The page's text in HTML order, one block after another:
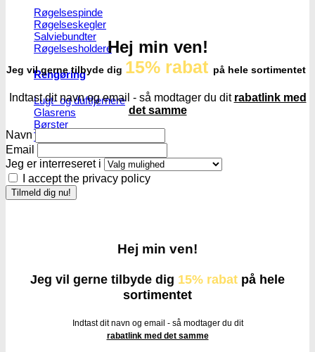
Røgelsespinde
Røgelseskegler
Salviebundter
Røgelsesholdere
Rengøring
Lugt- og duftfjernere
Glasrens
Børster
Tilbehør
Hej min ven!
Jeg vil gerne tilbyde dig 15% rabat på hele sortimentet
Indtast dit navn og email - så modtager du dit rabatlink med
det samme
Navn
Email
Jeg er interreseret i
I accept the privacy policy
Hej min ven!
Jeg vil gerne tilbyde dig 15% rabat på hele
sortimentet
Indtast dit navn og email - så modtager du dit
rabatlink med det samme